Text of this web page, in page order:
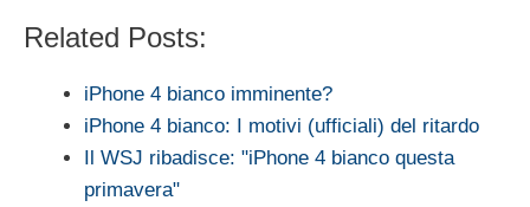
Related Posts:
iPhone 4 bianco imminente?
iPhone 4 bianco: I motivi (ufficiali) del ritardo
Il WSJ ribadisce: "iPhone 4 bianco questa
primavera"